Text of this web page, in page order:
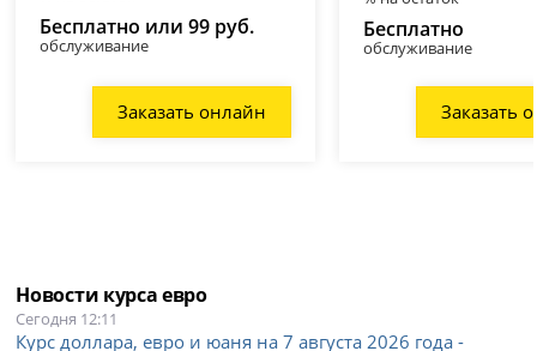
Бесплатно или 99 руб.
обслуживание
Заказать онлайн
Бесплатно
обслуживание
Заказать
Новости курса евро
Сегодня 12:11
Курс доллара, евро и юаня на 7 августа 2026 года -